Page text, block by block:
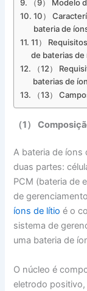
（9） Modelo
10）
bateria de
11）
de baterias de
（12）
baterias de
（13）
（1）
A bateria de íons
duas partes:
PCM (bateria de
de
íons de lítio é o
sistema de
uma bateria de
O núcleo é
eletrodo